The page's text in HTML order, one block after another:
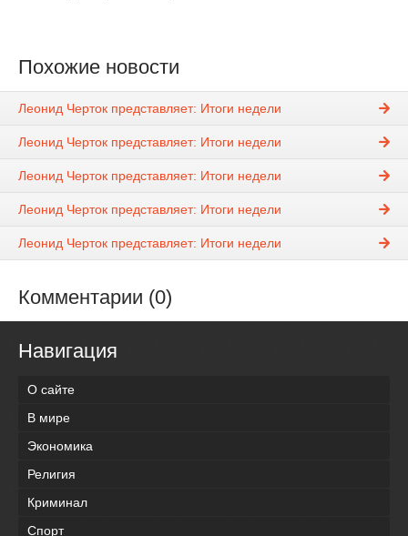
Похожие новости
Леонид Черток представляет: Итоги недели
Леонид Черток представляет: Итоги недели
Леонид Черток представляет: Итоги недели
Леонид Черток представляет: Итоги недели
Леонид Черток представляет: Итоги недели
Комментарии (0)
Навигация
О сайте
В мире
Экономика
Религия
Криминал
Спорт